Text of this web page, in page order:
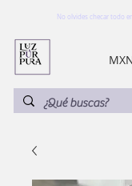
No olvides checar todo